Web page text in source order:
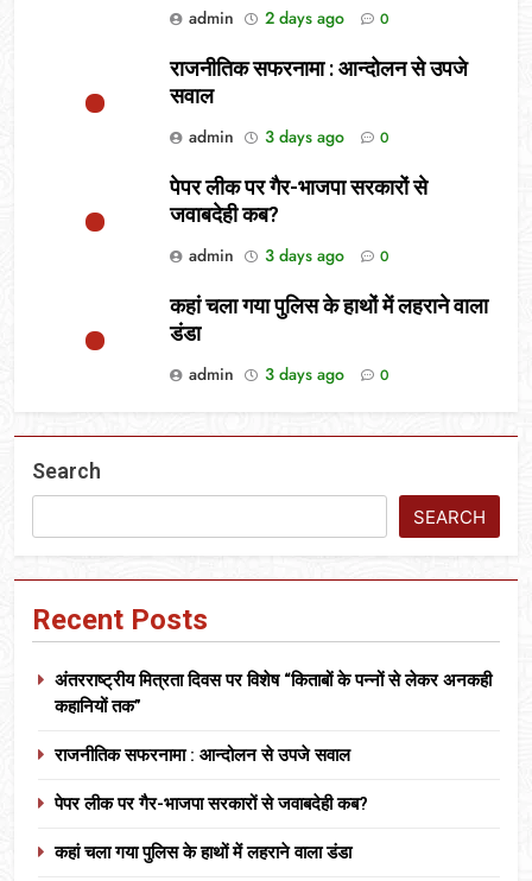
admin
2 days ago 0
राजनीतिक सफरनामा : आन्दोलन से उपजे
सवाल
admin
3 days ago 0
पेपर लीक पर गैर-भाजपा सरकारों से
जवाबदेही कब?
admin
3 days ago 0
कहां चला गया पुलिस के हाथों में लहराने वाला
डंडा
admin
3 days ago 0
Search
SEARCH
Recent Posts
अंतरराष्ट्रीय मित्रता दिवस पर विशेष “किताबों के पन्नों से लेकर अनकही
कहानियों तक”
राजनीतिक सफरनामा : आन्दोलन से उपजे सवाल
पेपर लीक पर गैर-भाजपा सरकारों से जवाबदेही कब?
कहां चला गया पुलिस के हाथों में लहराने वाला डंडा